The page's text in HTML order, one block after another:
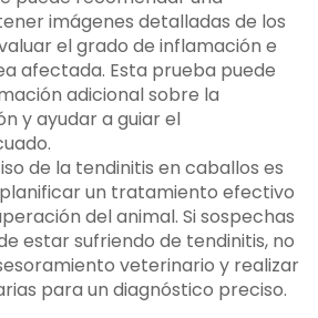
imágenes detalladas de los
el grado de inflamación e
afectada. Esta prueba puede
adicional sobre la
y ayudar a guiar el
de la tendinitis en caballos es
un tratamiento efectivo
del animal. Si sospechas
estar sufriendo de tendinitis, no
veterinario y realizar
para un diagnóstico preciso.